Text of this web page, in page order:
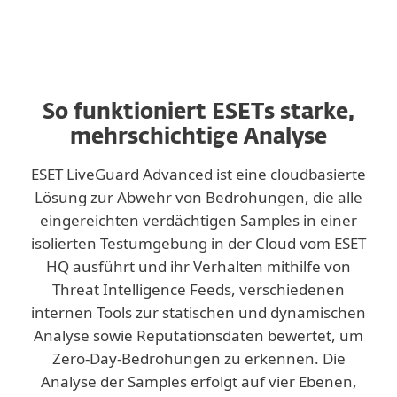
So funktioniert ESETs starke,
mehrschichtige Analyse
ESET LiveGuard Advanced ist eine cloudbasierte
Lösung zur Abwehr von Bedrohungen, die alle
eingereichten verdächtigen Samples in einer
isolierten Testumgebung in der Cloud vom ESET
HQ ausführt und ihr Verhalten mithilfe von
Threat Intelligence Feeds, verschiedenen
internen Tools zur statischen und dynamischen
Analyse sowie Reputationsdaten bewertet, um
Zero-Day-Bedrohungen zu erkennen. Die
Analyse der Samples erfolgt auf vier Ebenen,